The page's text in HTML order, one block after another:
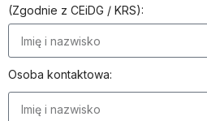
(Zgodnie z CEiDG / KRS):
Osoba kontaktowa: